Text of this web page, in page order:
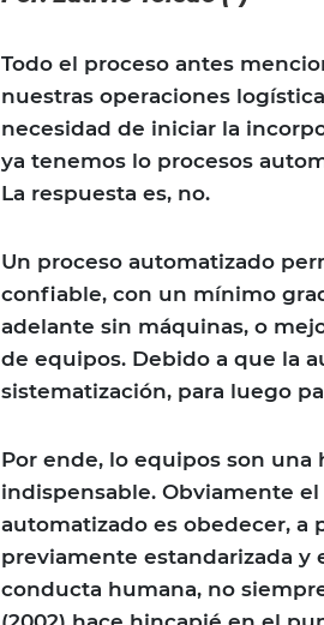
Todo el proceso antes
nuestras operaciones
necesidad de iniciar la
ya tenemos lo procesos
La respuesta es, no.
Un proceso automatizado
confiable, con un mínimo
adelante sin máquinas, o
de equipos. Debido a que la
sistematización, para luego
Por ende, lo equipos son
indispensable. Obviamente
automatizado es obedecer, a
previamente estandarizada y
conducta humana, no